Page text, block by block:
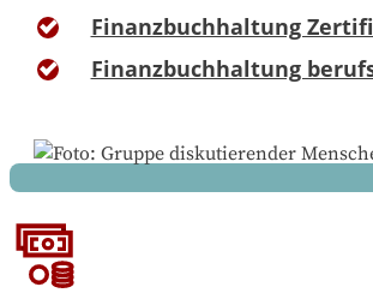
Finanzbuchhaltung
Finanzbuchhaltung